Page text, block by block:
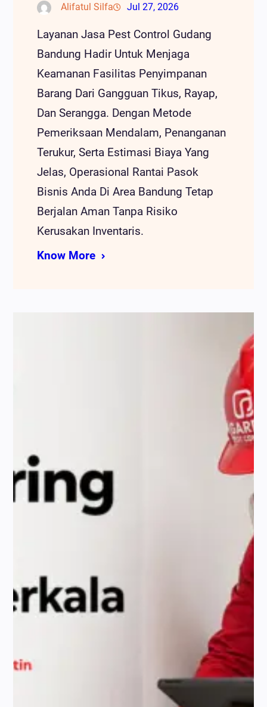
Alifatul Silfa Jul 27, 2026
Layanan Jasa Pest Control Gudang
Bandung Hadir Untuk Menjaga
Keamanan Fasilitas Penyimpanan
Barang Dari Gangguan Tikus, Rayap,
Dan Serangga. Dengan Metode
Pemeriksaan Mendalam, Penanganan
Terukur, Serta Estimasi Biaya Yang
Jelas, Operasional Rantai Pasok
Bisnis Anda Di Area Bandung Tetap
Berjalan Aman Tanpa Risiko
Kerusakan Inventaris.
Know More